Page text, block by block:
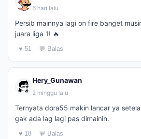
6 hari lalu
Persib mainnya lagi on fire banget
juara liga 1! 🔥
♥ 51 💬 Balas
Hery_Gunawan
2 minggu lalu
Ternyata dora55 makin lancar ya
gak ada lag lagi pas dimainin.
♥ 18 💬 Balas